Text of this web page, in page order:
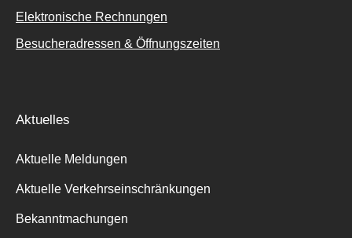
Elektronische Rechnungen
Besucheradressen & Öffnungszeiten
Aktuelles
Aktuelle Meldungen
Aktuelle Verkehrseinschränkungen
Bekanntmachungen